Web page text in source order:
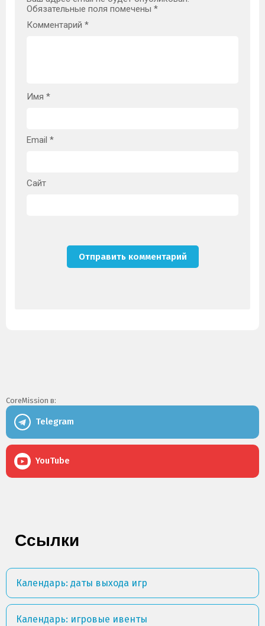
Обязательные поля помечены *
Комментарий *
Имя *
Email *
Сайт
CoreMission в:
Telegram
YouTube
Ссылки
Календарь: даты выхода игр
Календарь: игровые ивенты